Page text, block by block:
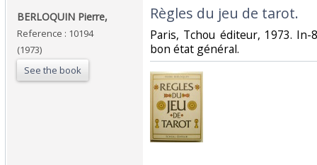
‎BERLOQUIN Pierre,‎
Reference : 10194
(1973)
See the book
‎Règles du jeu de tarot.‎
‎Paris, Tchou éditeur, 1973. In-
bon état général.‎